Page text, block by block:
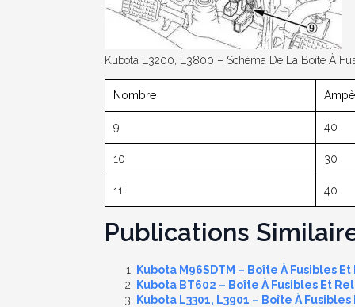
Kubota L3200, L3800 – Schéma De La Boîte À
Nombre
9 40
10 30
11 40
Publications
Kubota M96SDTM – Boîte À Fusibles Et
Kubota BT602 – Boîte À Fusibles Et
Kubota L3301, L3901 – Boîte À Fusibles